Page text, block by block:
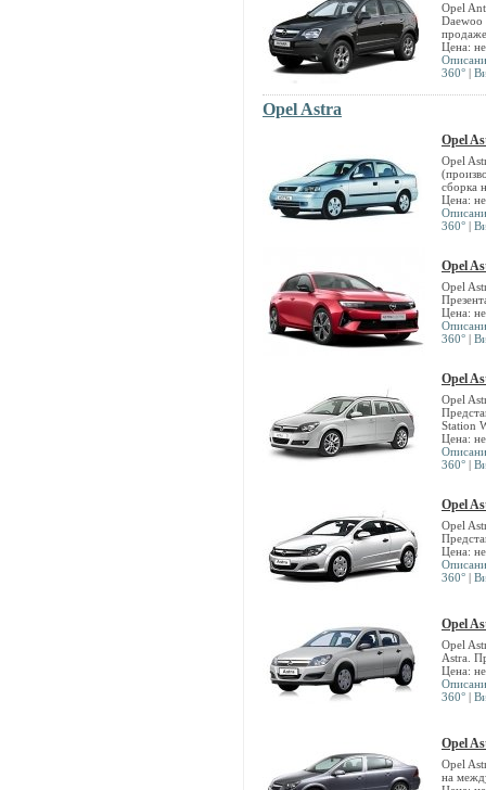
Opel
Daewoo
Цена:
360° |
Opel Astra
Opel
Opel
сборка
Цена:
360° |
Opel
Opel
Цена:
360° |
Opel
Opel
Station
Цена:
360° |
Opel
Opel
Цена:
360° |
Opel
Opel
Astra.
Цена:
360° |
Opel
Opel
на